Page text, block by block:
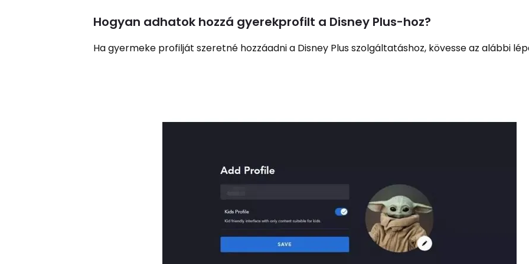
Hogyan adhatok hozzá gyerekprofilt a Disney Plus-hoz?
Ha gyermeke profilját szeretné hozzáadni a Disney Plus szolgáltatáshoz, kövesse az alábbi